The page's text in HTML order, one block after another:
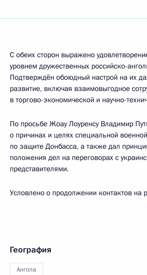
С обеих сторон выражено
уровнем дружественных российско-
Подтверждён обоюдный настрой на их
развитие, включая взаимовыгодное
в торгово-экономической и научно-
По просьбе Жоау Лоуренсу Владимир
о причинах и целях специальной
по защите Донбасса, а также дал
положения дел на переговорах с
представителями.
Условлено о продолжении контактов на
География
Ангола